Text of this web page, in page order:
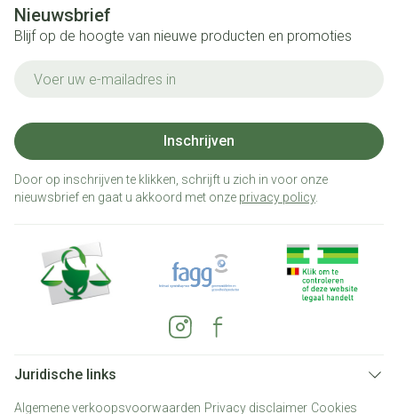
Nieuwsbrief
Blijf op de hoogte van nieuwe producten en promoties
Inschrijven
Door op inschrijven te klikken, schrijft u zich in voor onze
nieuwsbrief en gaat u akkoord met onze privacy policy.
Juridische links
Algemene verkoopsvoorwaarden Privacy disclaimer Cookies